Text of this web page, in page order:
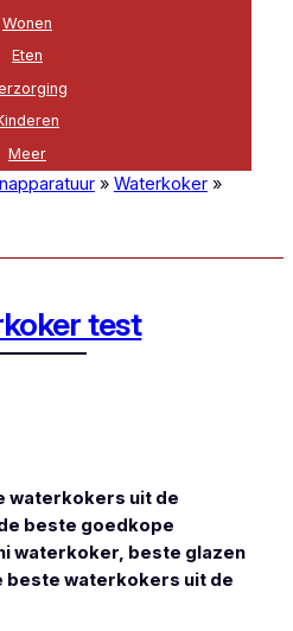
Wonen
Eten
Meer
» Waterkoker »
test
waterkokers uit de
beste goedkope
waterkoker, beste glazen
beste waterkokers uit de